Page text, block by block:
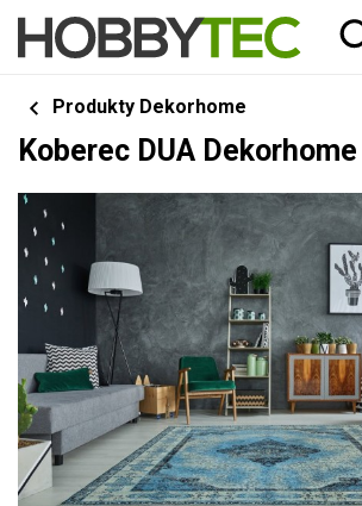
Produkty Dekorhome
Koberec DUA Dekorhome